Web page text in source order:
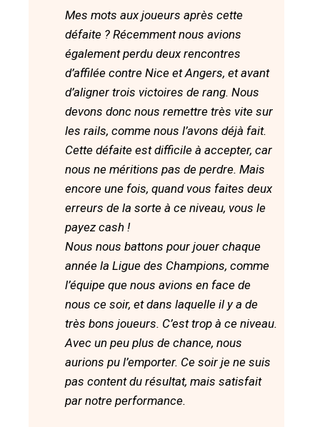
Mes mots aux joueurs après cette
défaite ? Récemment nous avions
également perdu deux rencontres
d’affilée contre Nice et Angers, et avant
d’aligner trois victoires de rang. Nous
devons donc nous remettre très vite sur
les rails, comme nous l’avons déjà fait.
Cette défaite est difficile à accepter, car
nous ne méritions pas de perdre. Mais
encore une fois, quand vous faites deux
erreurs de la sorte à ce niveau, vous le
payez cash !
Nous nous battons pour jouer chaque
année la Ligue des Champions, comme
l’équipe que nous avions en face de
nous ce soir, et dans laquelle il y a de
très bons joueurs. C’est trop à ce niveau.
Avec un peu plus de chance, nous
aurions pu l’emporter. Ce soir je ne suis
pas content du résultat, mais satisfait
par notre performance.